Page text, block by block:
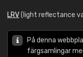
LRV(light reflectance
På denna
färgsamlingar